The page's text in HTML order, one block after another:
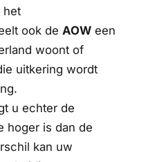
het
ook de AOWeen
woont of
uitkering wordt
u echter de
hoger is dan de
kan uw